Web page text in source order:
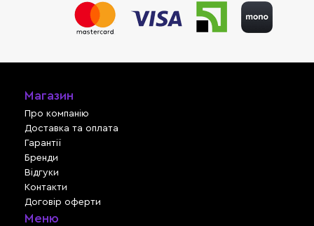
Магазин
Про компанію
Доставка та оплата
Гарантії
Бренди
Відгуки
Контакти
Договір оферти
Меню